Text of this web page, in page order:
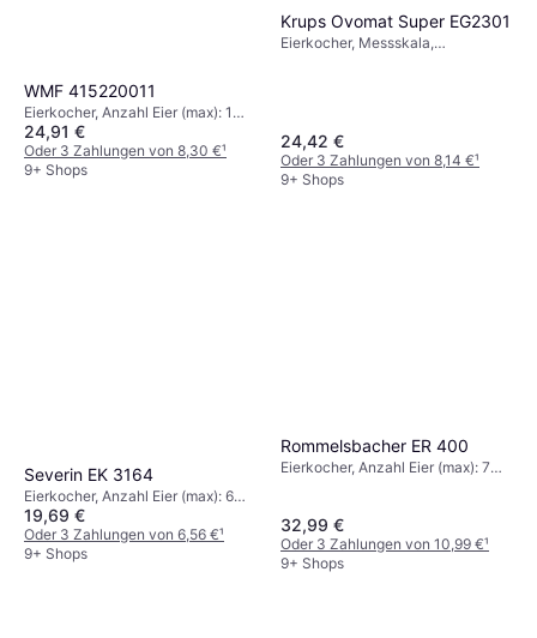
WMF 415220011
Eierkocher, Anzahl Eier (max): 1
Stk.
24,91 €
Oder 3 Zahlungen von 8,30 €¹
9+ Shops
Krups Ovomat Super EG2301
Eierkocher, Messskala,
24,42 €
Oder 3 Zahlungen von 8,14 €¹
9+ Shops
Severin EK 3164
Eierkocher, Anzahl Eier (max): 6
Stk.
19,69 €
Oder 3 Zahlungen von 6,56 €¹
9+ Shops
Rommelsbacher ER 400
Eierkocher, Anzahl Eier (max): 7
32,99 €
Oder 3 Zahlungen von 10,99 €¹
9+ Shops